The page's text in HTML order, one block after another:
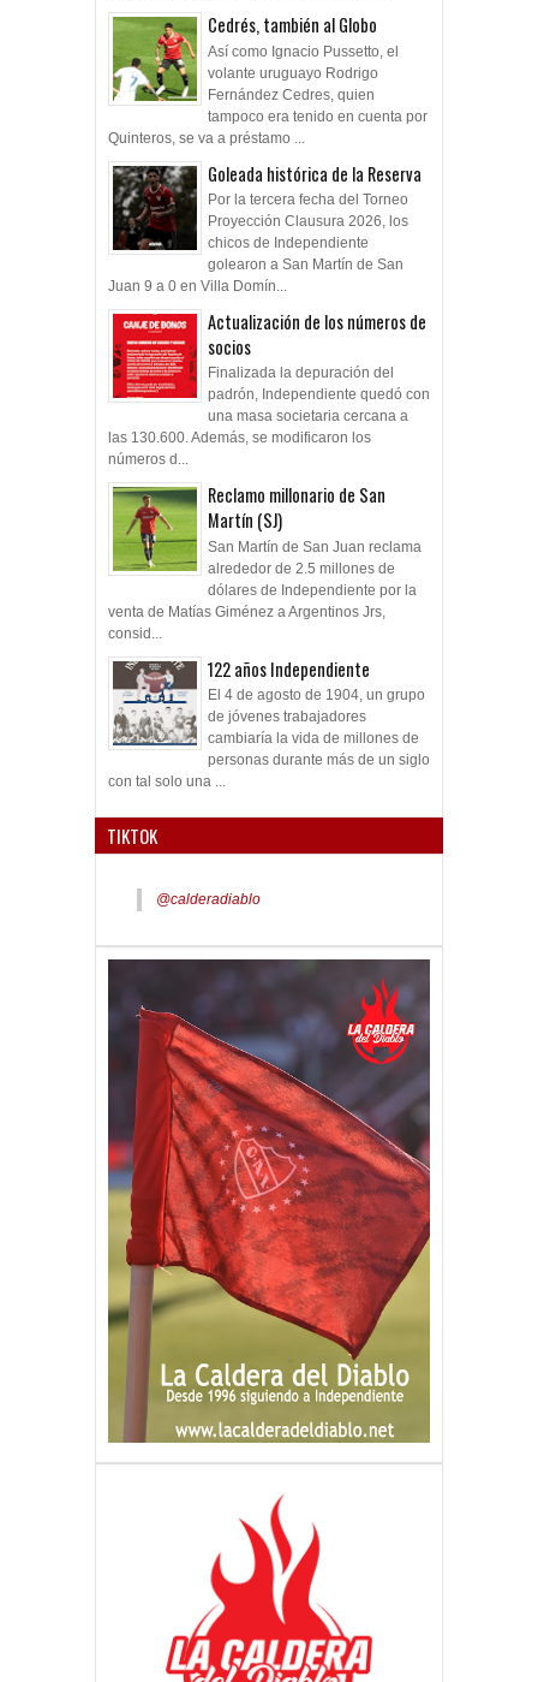
Cedrés, también al Globo
Así como Ignacio Pussetto, el
volante uruguayo Rodrigo
Fernández Cedres, quien
tampoco era tenido en cuenta por
Quinteros, se va a préstamo ...
Goleada histórica de la Reserva
Por la tercera fecha del Torneo
Proyección Clausura 2026, los
chicos de Independiente
golearon a San Martín de San
Juan 9 a 0 en Villa Domín...
Actualización de los números de
socios
Finalizada la depuración del
padrón, Independiente quedó con
una masa societaria cercana a
las 130.600. Además, se modificaron los
números d...
Reclamo millonario de San
Martín (SJ)
San Martín de San Juan reclama
alrededor de 2.5 millones de
dólares de Independiente por la
venta de Matías Giménez a Argentinos Jrs,
consid...
122 años Independiente
El 4 de agosto de 1904, un grupo
de jóvenes trabajadores
cambiaría la vida de millones de
personas durante más de un siglo
con tal solo una ...
TIKTOK
@calderadiablo